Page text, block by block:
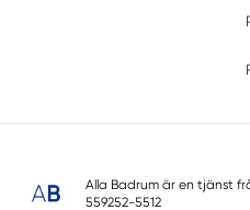
Alla Badrum är en tjänst
559252-5512